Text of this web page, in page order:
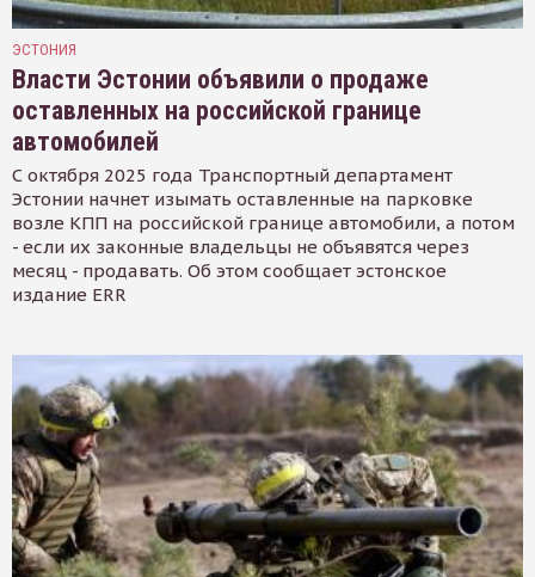
ЭСТОНИЯ
Власти Эстонии объявили о продаже
оставленных на российской границе
автомобилей
С октября 2025 года Транспортный департамент
Эстонии начнет изымать оставленные на парковке
возле КПП на российской границе автомобили, а потом
- если их законные владельцы не объявятся через
месяц - продавать. Об этом сообщает эстонское
издание ERR